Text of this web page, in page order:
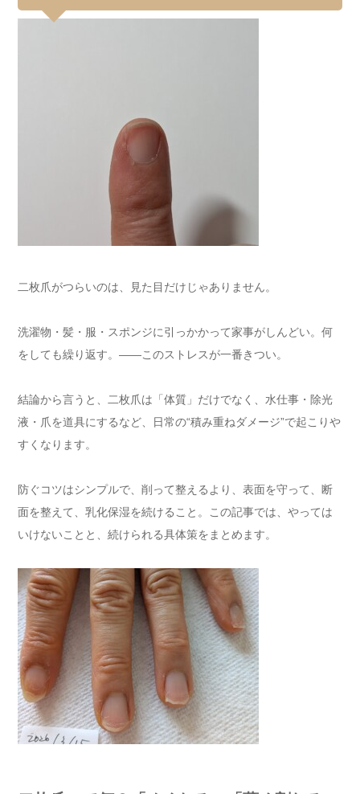
二枚爪がつらいのは、見た目だけじゃありません。
洗濯物・髪・服・スポンジに引っかかって家事がしんどい。何
をしても繰り返す。——このストレスが一番きつい。
結論から言うと、二枚爪は「体質」だけでなく、水仕事・除光
液・爪を道具にするなど、日常の“積み重ねダメージ”で起こりや
すくなります。
防ぐコツはシンプルで、削って整えるより、表面を守って、断
面を整えて、乳化保湿を続けること。この記事では、やっては
いけないことと、続けられる具体策をまとめます。